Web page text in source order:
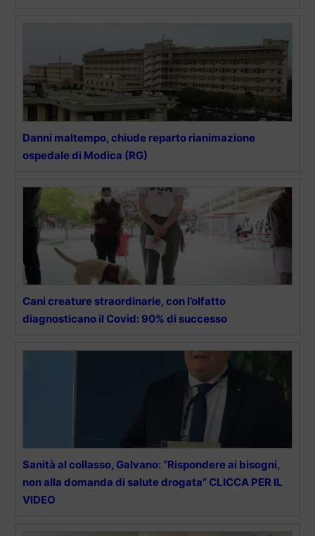
Danni maltempo, chiude reparto rianimazione
ospedale di Modica (RG)
Cani creature straordinarie, con l’olfatto
diagnosticano il Covid: 90% di successo
Sanità al collasso, Galvano: “Rispondere ai bisogni,
non alla domanda di salute drogata” CLICCA PER IL
VIDEO